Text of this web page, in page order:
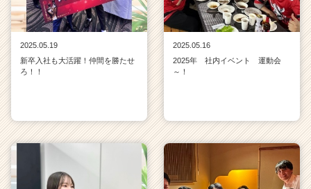
2025.05.19
新卒入社も大活躍！仲間を勝たせ
ろ！！
2025.05.16
2025年 社内イベント 運動会
～！